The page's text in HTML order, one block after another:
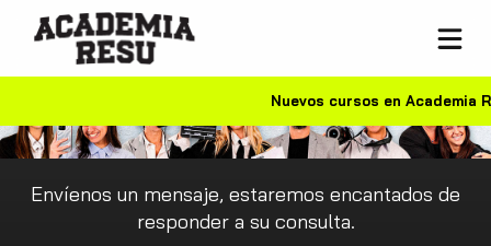
Nuevos cursos en Academia
Escribinos
Envíenos un mensaje, estaremos encantados de
responder a su consulta.